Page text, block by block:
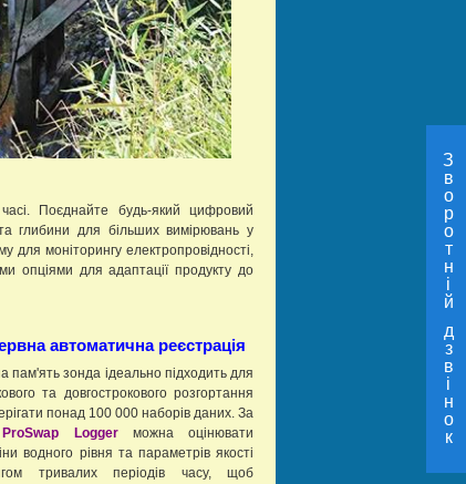
З
в
о
р
о
т
н
і
й
д
з
в
і
н
о
к
Поєднайте будь-який цифровий
глибини для більших вимірювань у
для моніторингу електропровідності,
опціями для адаптації продукту до
автоматична реєстрація
пам'ять зонда ідеально підходить для
та довгострокового розгортання
понад 100 000 наборів даних. За
ProSwap Loggerможна оцінювати
водного рівня та параметрів якості
тривалих періодів часу, щоб